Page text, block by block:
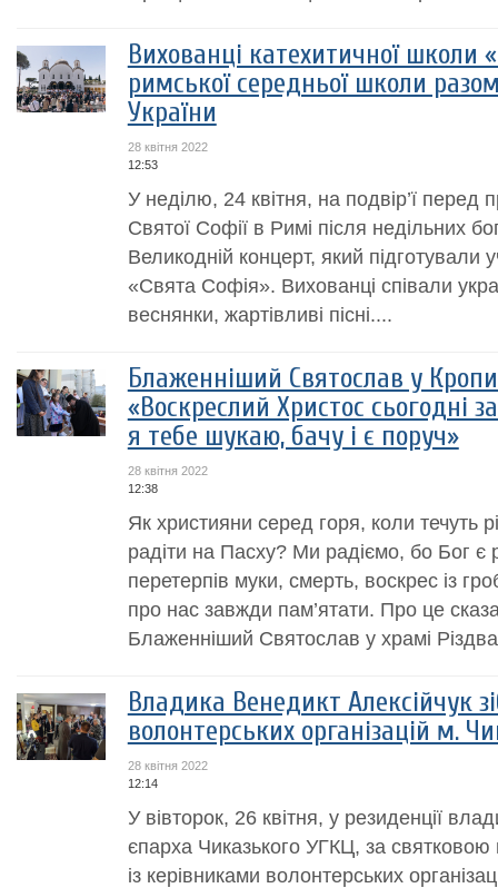
Вихованці катехитичної школи
римської середньої школи
України
28 квітня 2022
12:53
У неділю, 24 квітня, на подвір’ї
Святої Софії в Римі після недільних
Великодній концерт, який підготували
«Свята Софія». Вихованці співали
веснянки, жартівливі пісні....
Блаженніший Святослав у
«Воскреслий Христос сьогодні
я тебе шукаю, бачу і є поруч»
28 квітня 2022
12:38
Як християни серед горя, коли течуть
радіти на Пасху? Ми радіємо, бо Бог є
перетерпів муки, смерть, воскрес із
про нас завжди пам’ятати. Про це
Блаженніший Святослав у храмі
Владика Венедикт Алексійчук
волонтерських організацій м.
28 квітня 2022
12:14
У вівторок, 26 квітня, у резиденції
єпарха Чиказького УГКЦ, за святковою
із керівниками волонтерських